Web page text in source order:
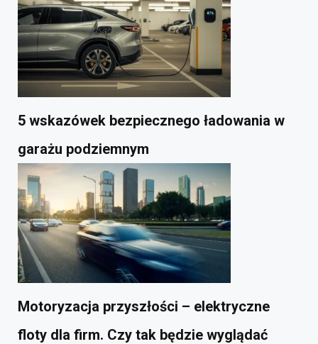
5 wskazówek bezpiecznego ładowania w
garażu podziemnym
Motoryzacja przyszłości – elektryczne
floty dla firm. Czy tak będzie wyglądać